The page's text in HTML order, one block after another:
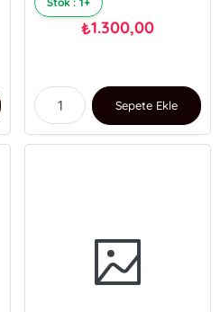
₺1.300,00
Sepete Ekle